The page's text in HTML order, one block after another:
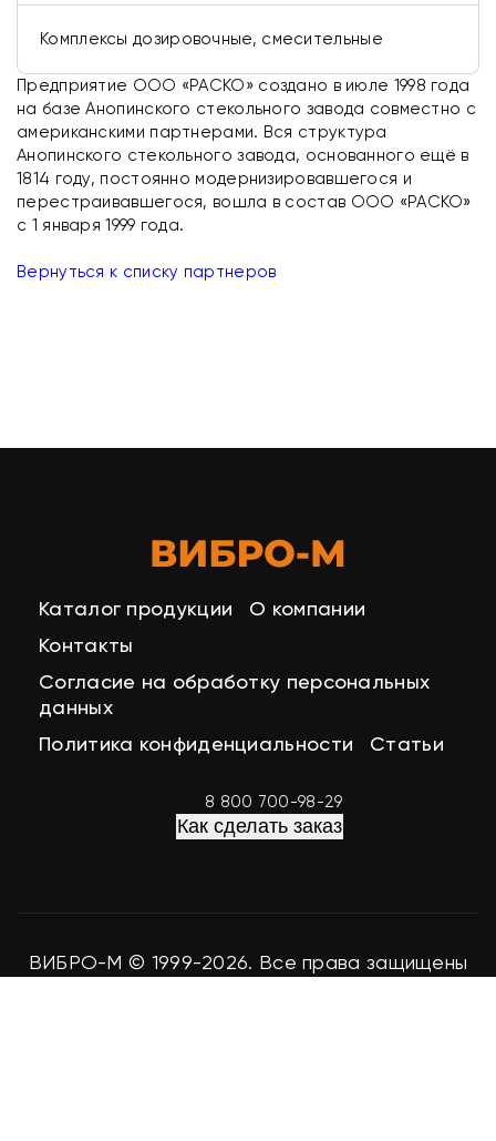
Комплексы дозировочные, смесительные
Предприятие ООО «РАСКО» создано в июле 1998 года
на базе Анопинского стекольного завода совместно с
американскими партнерами. Вся структура
Анопинского стекольного завода, основанного ещё в
1814 году, постоянно модернизировавшегося и
перестраивавшегося, вошла в состав ООО «РАСКО»
с 1 января 1999 года.
Вернуться к списку партнеров
Каталог продукции
О компании
Контакты
Согласие на обработку персональных
данных
Политика конфиденциальности
Статьи
8 800 700-98-29
Как сделать заказ
ВИБРО-М © 1999-2026. Все права защищены